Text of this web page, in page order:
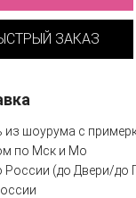
ЗАКАЗ
из шоурума с
по Мск и Мо
России (до Двери/до